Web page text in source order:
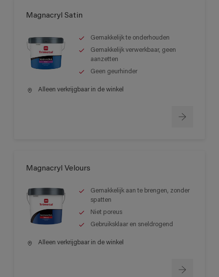
Magnacryl Satin
Gemakkelijk te onderhouden
Gemakkelijk verwerkbaar, geen
aanzetten
Geen geurhinder
Alleen verkrijgbaar in de winkel
Magnacryl Velours
Gemakkelijk aan te brengen, zonder
spatten
Niet poreus
Gebruiksklaar en sneldrogend
Alleen verkrijgbaar in de winkel